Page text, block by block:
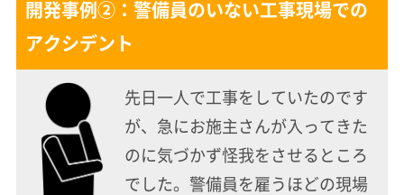
開発事例②：警備員のいない工事現場での
アクシデント
先日一人で工事をしていたのです
が、急にお施主さんが入ってきた
のに気づかず怪我をさせるところ
でした。警備員を雇うほどの現場